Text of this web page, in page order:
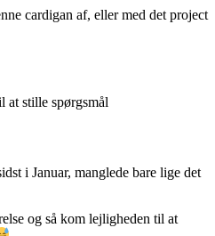
cardigan af, eller med det project
stille spørgsmål
i Januar, manglede bare lige det
og så kom lejligheden til at